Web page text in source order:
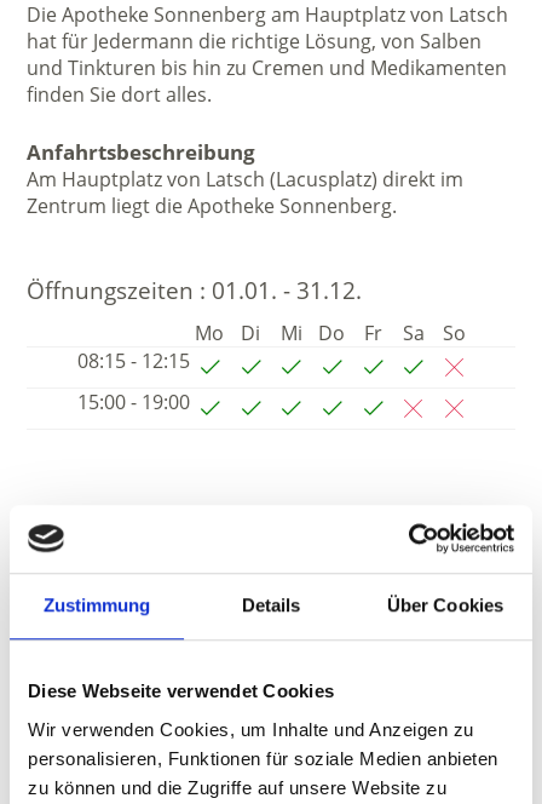
Zustimmung Details Über Cookies
Diese Webseite verwendet Cookies
Wir verwenden Cookies, um Inhalte und Anzeigen zu
personalisieren, Funktionen für soziale Medien anbieten
zu können und die Zugriffe auf unsere Website zu
Die Apotheke Sonnenberg am Hauptplatz von Latsch
hat für Jedermann die richtige Lösung, von Salben
und Tinkturen bis hin zu Cremen und Medikamenten
finden Sie dort alles.
Anfahrtsbeschreibung
Am Hauptplatz von Latsch (Lacusplatz) direkt im
Zentrum liegt die Apotheke Sonnenberg.
Öffnungszeiten : 01.01. - 31.12.
Mo Di Mi Do Fr Sa
So
08:15 - 12:15
15:00 - 19:00